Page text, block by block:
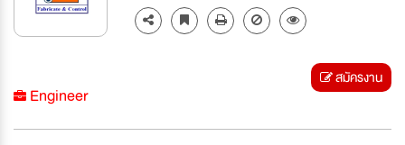
Engineer
สมัครงาน